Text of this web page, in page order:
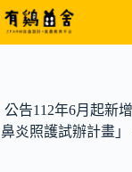
跳
至
容
公告112年6月起新
鼻炎照護試辦計畫